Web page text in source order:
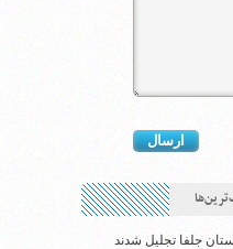
جلفا تجلیل شدند